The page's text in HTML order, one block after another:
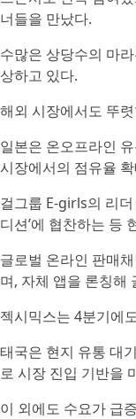
너들을 만났다.
수많은 상당수의 마
상하고 있다.
해외 시장에서도 뚜
일본은 온오프라인
시장에서의 점유율
걸그룹 E-girls의 리
디션’에 협찬하는 등
글로벌 온라인 판매
며, 자체 앱을 론칭해
젝시믹스는 4분기에
태국은 현지 유통 대
로 시장 진입 기반을
이 외에도 수요가 급